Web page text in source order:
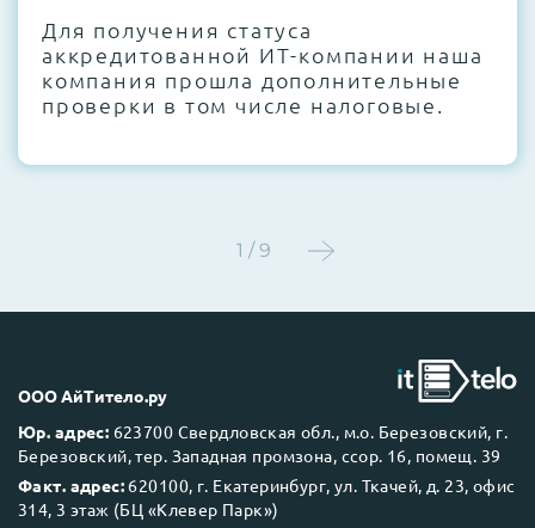
Этап 4:Стресс-тестирование под 100%
нагрузкой в течение 72 часов для
проверки стабильности всех подсистем
Next Business Day (NBD)
Для получения статуса
аккредитованной ИТ-компании наша
компания прошла дополнительные
проверки в том числе налоговые.
1 / 9
ООО АйТитело.ру
Юр. адрес: 623700 Свердловская обл., м.о. Березовский, г.
Березовский, тер. Западная промзона, ссор. 16, помещ. 39
Факт. адрес: 620100, г. Екатеринбург, ул. Ткачей, д. 23, офис
314, 3 этаж (БЦ «Клевер Парк»)